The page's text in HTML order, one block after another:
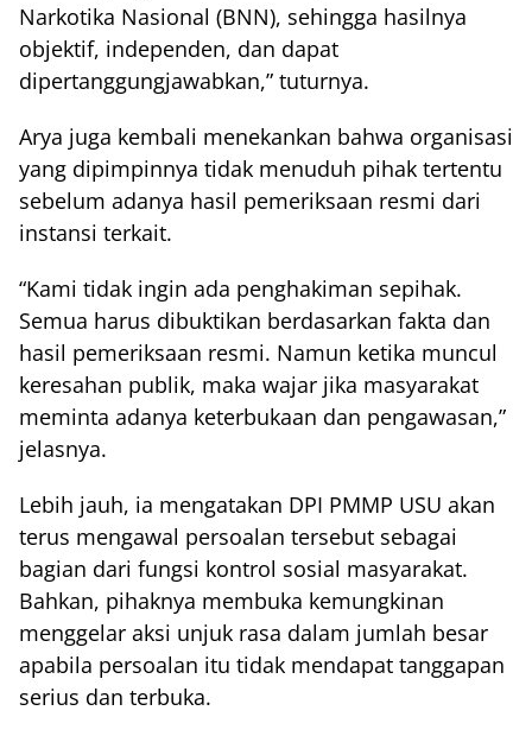
Narkotika Nasional (BNN), sehingga hasilnya
objektif, independen, dan dapat
dipertanggungjawabkan,” tuturnya.
Arya juga kembali menekankan bahwa organisasi
yang dipimpinnya tidak menuduh pihak tertentu
sebelum adanya hasil pemeriksaan resmi dari
instansi terkait.
“Kami tidak ingin ada penghakiman sepihak.
Semua harus dibuktikan berdasarkan fakta dan
hasil pemeriksaan resmi. Namun ketika muncul
keresahan publik, maka wajar jika masyarakat
meminta adanya keterbukaan dan pengawasan,”
jelasnya.
Lebih jauh, ia mengatakan DPI PMMP USU akan
terus mengawal persoalan tersebut sebagai
bagian dari fungsi kontrol sosial masyarakat.
Bahkan, pihaknya membuka kemungkinan
menggelar aksi unjuk rasa dalam jumlah besar
apabila persoalan itu tidak mendapat tanggapan
serius dan terbuka.